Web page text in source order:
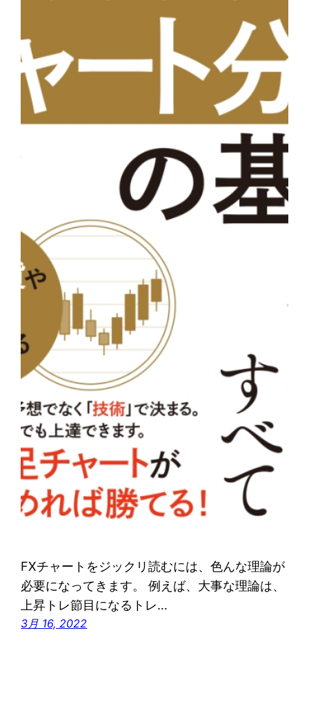
FXチャートをジックリ読むには、色んな理論が
必要になってきます。 例えば、大事な理論は、
上昇トレ節目になるトレ…
3月 16, 2022